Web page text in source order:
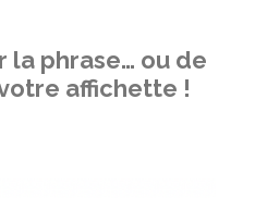
la phrase… ou de
affichette !